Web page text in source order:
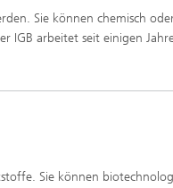
mit überhitztem
und organischen
2
Sie können chemisch
IGB arbeitet seit einigen
Sie können